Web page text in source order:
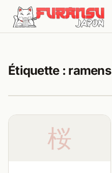
Aller au contenu
Étiquette : ramens
桜